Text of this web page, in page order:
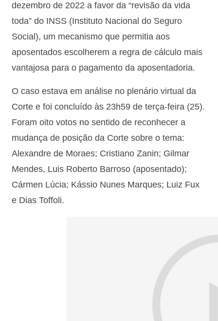
dezembro de 2022 a favor da “revisão da vida
toda” do INSS (Instituto Nacional do Seguro
Social), um mecanismo que permitia aos
aposentados escolherem a regra de cálculo mais
vantajosa para o pagamento da aposentadoria.
O caso estava em análise no plenário virtual da
Corte e foi concluído às 23h59 de terça-feira (25).
Foram oito votos no sentido de reconhecer a
mudança de posição da Corte sobre o tema:
Alexandre de Moraes; Cristiano Zanin; Gilmar
Mendes, Luis Roberto Barroso (aposentado);
Cármen Lúcia; Kássio Nunes Marques; Luiz Fux
e Dias Toffoli.